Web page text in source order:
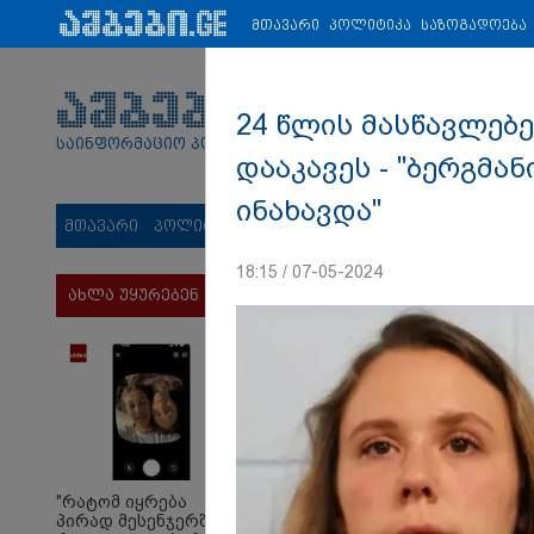
პარტნიორები: ახალი ამბები ეკონომიკა ვიდეო
საინფორმაციო პორტალი
მთავარი პოლიტიკა საზოგადოება
ახლა უყურებენ
"რატომ იყრება
პირად მესენჯერში
მთავარი პოლიტიკა საზოგადოება
24 წლის
დააკავეს -
ინახავდა"
18:15 / 07-05-2024